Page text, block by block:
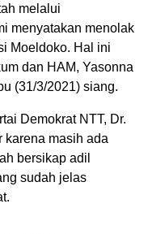
melalui
menyatakan menolak
Moeldoko. Hal ini
dan HAM, Yasonna
(31/3/2021) siang.
Demokrat NTT, Dr.
karena masih ada
bersikap adil
sudah jelas